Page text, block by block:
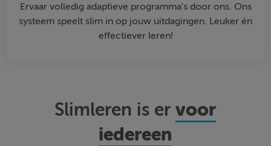
Ervaar volledig adaptieve programma's door ons. Ons
systeem speelt slim in op jouw uitdagingen. Leuker én
effectiever leren!
Slimleren is ervoor
iedereen